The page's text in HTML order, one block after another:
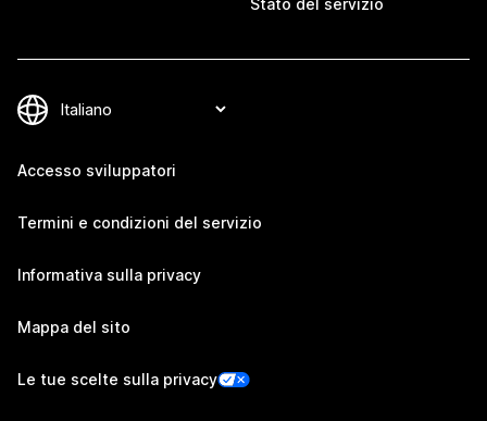
Stato del servizio
Accesso sviluppatori
Termini e condizioni del servizio
Informativa sulla privacy
Mappa del sito
Le tue scelte sulla privacy